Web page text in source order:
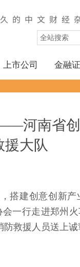
上市公司 金融
的中文财经
河南省
援大队
搭建创意创新
一行走进郑州
救援人员送上诚